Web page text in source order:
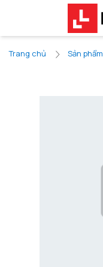
EN
Trang chủ Sản phẩm